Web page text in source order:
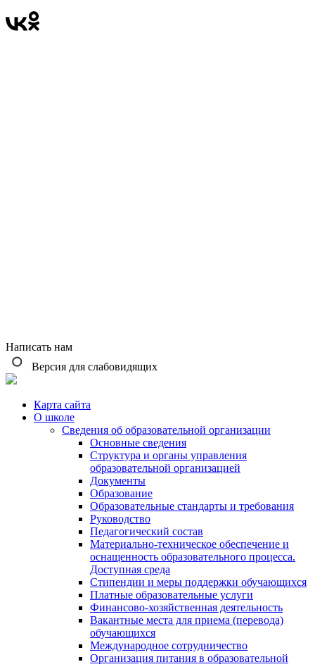
Написать нам
Версия для слабовидящих
Карта сайта
О школе
Сведения об образовательной организации
Основные сведения
Структура и органы управления
образовательной организацией
Документы
Образование
Образовательные стандарты и требования
Руководство
Педагогический состав
Материально-техническое обеспечение и
оснащенность образовательного процесса.
Доступная среда
Стипендии и меры поддержки обучающихся
Платные образовательные услуги
Финансово-хозяйственная деятельность
Вакантные места для приема (перевода)
обучающихся
Международное сотрудничество
Организация питания в образовательной